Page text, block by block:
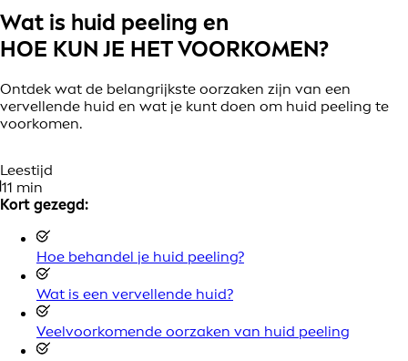
Wat is huid peeling en
HOE KUN JE HET VOORKOMEN?
Ontdek wat de belangrijkste oorzaken zijn van een
vervellende huid en wat je kunt doen om huid peeling te
voorkomen.
Leestijd
11 min
Kort gezegd:
Hoe behandel je huid peeling?
Wat is een vervellende huid?
Veelvoorkomende oorzaken van huid peeling